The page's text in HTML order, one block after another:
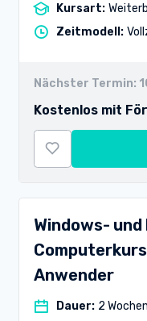
Kursart:
Zeitmodell :
Nächster Termin:
Kostenlos mit
Windows-
Anwender
Dauer: 2